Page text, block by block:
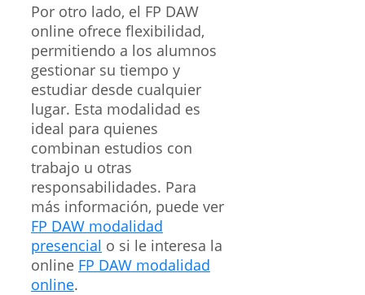
Por otro lado, el FP DAW
online ofrece flexibilidad,
permitiendo a los alumnos
gestionar su tiempo y
estudiar desde cualquier
lugar. Esta modalidad es
ideal para quienes
combinan estudios con
trabajo u otras
responsabilidades. Para
más información, puede ver
FP DAW modalidad
presencial o si le interesa la
online FP DAW modalidad
online.